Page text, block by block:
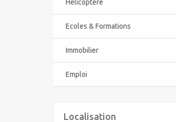
Hélicoptère
Ecoles & Formations
Immobilier
Emploi
Localisation